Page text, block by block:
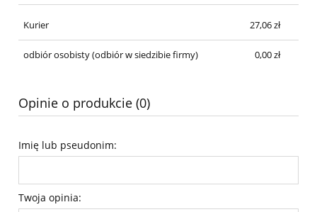
Kurier
27,06 zł
odbiór osobisty(odbiór w siedzibie firmy) 0,00 zł
Opinie o produkcie (0)
Imię lub pseudonim:
Twoja opinia: